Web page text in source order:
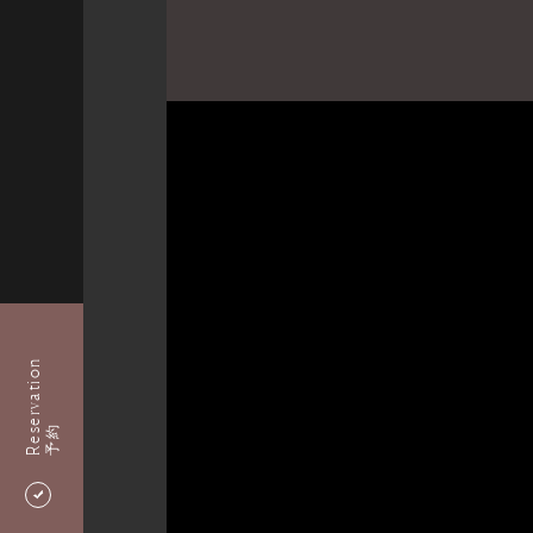
Reservation予約